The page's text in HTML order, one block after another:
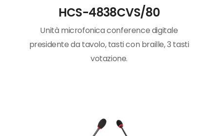
HCS-4838CVS/80
Unità microfonica conference digitale
presidente da tavolo, tasti con braille, 3 tasti
votazione.